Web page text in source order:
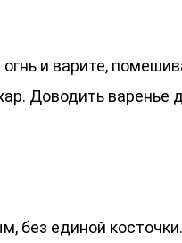
и варите,
Доводить варенье
без единой косточки.